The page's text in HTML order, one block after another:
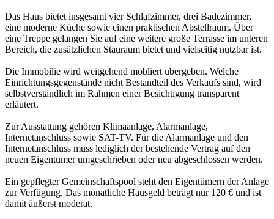
Das Haus bietet insgesamt vier Schlafzimmer, drei Badezimmer,
eine moderne Küche sowie einen praktischen Abstellraum. Über
eine Treppe gelangen Sie auf eine weitere große Terrasse im unteren
Bereich, die zusätzlichen Stauraum bietet und vielseitig nutzbar ist.
Die Immobilie wird weitgehend möbliert übergeben. Welche
Einrichtungsgegenstände nicht Bestandteil des Verkaufs sind, wird
selbstverständlich im Rahmen einer Besichtigung transparent
erläutert.
Zur Ausstattung gehören Klimaanlage, Alarmanlage,
Internetanschluss sowie SAT-TV. Für die Alarmanlage und den
Internetanschluss muss lediglich der bestehende Vertrag auf den
neuen Eigentümer umgeschrieben oder neu abgeschlossen werden.
Ein gepflegter Gemeinschaftspool steht den Eigentümern der Anlage
zur Verfügung. Das monatliche Hausgeld beträgt nur 120 € und ist
damit äußerst moderat.